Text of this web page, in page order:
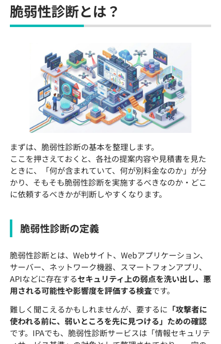
脆弱性診断とは？
まずは、脆弱性診断の基本を整理します。
ここを押さえておくと、各社の提案内容や見積書を見た
ときに、「何が含まれていて、何が別料金なのか」が分
かり、そもそも脆弱性診断を実施するべきなのか・どこ
に依頼するべきかが判断しやすくなります。
脆弱性診断の定義
脆弱性診断とは、Webサイト、Webアプリケーション、
サーバー、ネットワーク機器、スマートフォンアプリ、
APIなどに存在するセキュリティ上の弱点を洗い出し、悪
用される可能性や影響度を評価する検査です。
難しく聞こえるかもしれませんが、要するに 「攻撃者に
使われる前に、弱いところを先に見つける」ための確認
です。IPAでも、脆弱性診断サービスは「情報セキュリテ